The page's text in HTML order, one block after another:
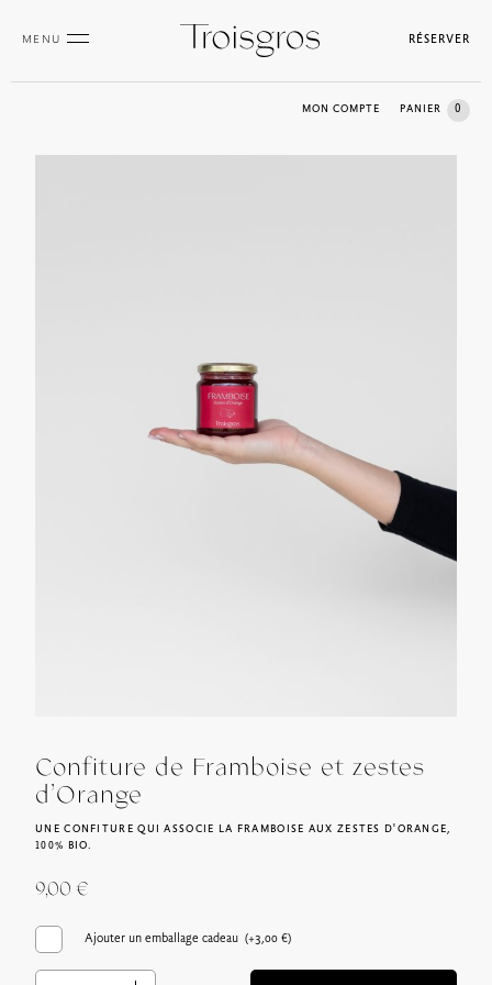
MENU RÉSERVER
MON COMPTE PANIER 0
Confiture de Framboise et zestes
d’Orange
UNE CONFITURE QUI ASSOCIE LA FRAMBOISE AUX ZESTES D'ORANGE,
100% BIO.
9,00€
Ajouter un emballage cadeau (+3,00 €)